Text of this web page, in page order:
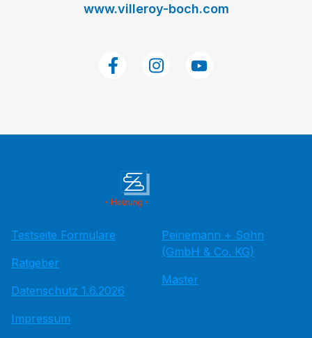
www.villeroy-boch.com
Testseite Formulare
Ratgeber
Datenschutz 1.6.2026
Impressum
Peinemann + Sohn
(GmbH & Co. KG)
Master